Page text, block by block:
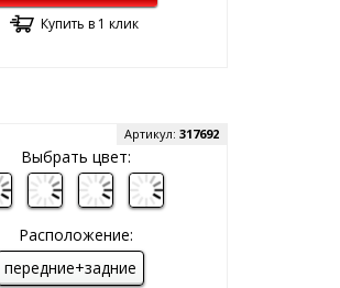
Купить в 1 клик
Артикул: 317692
Выбрать цвет:
Расположение:
передние+задние